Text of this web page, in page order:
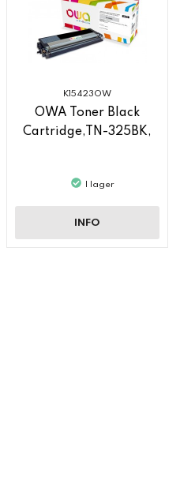
K15423OW
OWA Toner Black
Cartridge,TN-325BK,
I lager
INFO